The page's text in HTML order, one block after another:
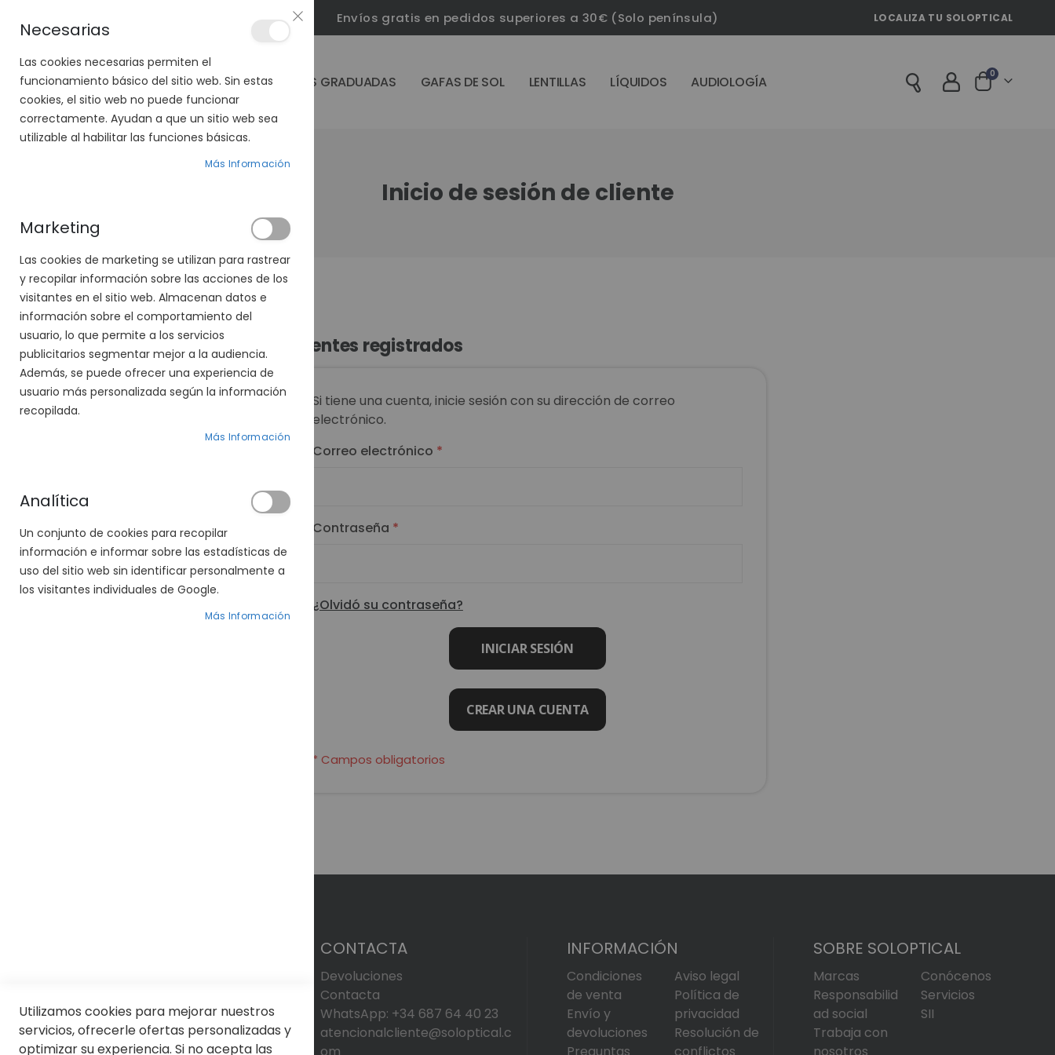
Envíos gratis en pedidos superiores a 30€ (Solo península) LOCALIZA TU SOLOPTICAL
GAFAS GRADUADAS GAFAS DE SOL LENTILLAS LÍQUIDOS AUDIOLOGÍA Cart
0artículos
Inicio de sesión de cliente
Clientes registrados
Si tiene una cuenta, inicie sesión con su dirección de correo
electrónico.
Correo electrónico
Contraseña
¿Olvidó su contraseña?
INICIAR SESIÓN
CREAR UNA CUENTA
CONTACTA
Devoluciones
Contacta
WhatsApp: +34 687 64 40 23
atencionalcliente@soloptical.c
INFORMACIÓN
Condiciones
de venta
Envío y
devoluciones
Aviso legal
Política de
privacidad
Resolución de
SOBRE SOLOPTICAL
Marcas
Responsabilid
ad social
Trabaja con
Conócenos
Servicios
SII
Necesarias
Las cookies necesarias permiten el
funcionamiento básico del sitio web. Sin estas
cookies, el sitio web no puede funcionar
correctamente. Ayudan a que un sitio web sea
utilizable al habilitar las funciones básicas.
Más Información
Marketing
Las cookies de marketing se utilizan para rastrear
y recopilar información sobre las acciones de los
visitantes en el sitio web. Almacenan datos e
información sobre el comportamiento del
usuario, lo que permite a los servicios
publicitarios segmentar mejor a la audiencia.
Además, se puede ofrecer una experiencia de
usuario más personalizada según la información
recopilada.
Más Información
Analítica
Un conjunto de cookies para recopilar
información e informar sobre las estadísticas de
uso del sitio web sin identificar personalmente a
los visitantes individuales de Google.
Más Información
Utilizamos cookies para mejorar nuestros
servicios, ofrecerle ofertas personalizadas y
optimizar su experiencia. Si no acepta las